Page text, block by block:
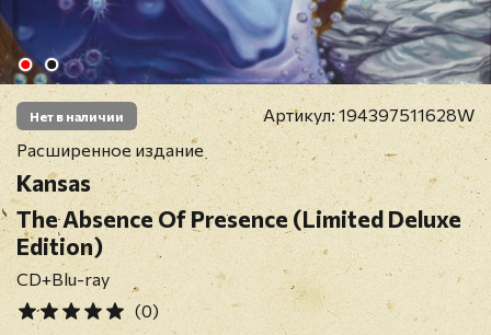
Нет в наличии Артикул:194397511628W
Расширенное издание
Kansas
The Absence Of Presence (Limited Deluxe
Edition)
CD+Blu-ray
(0)